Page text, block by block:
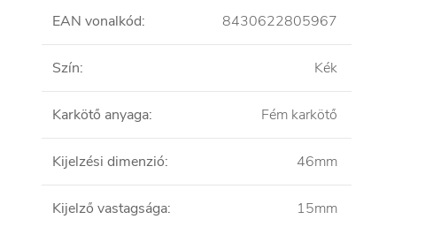
EAN vonalkód: 8430622805967
Szín: Kék
Karkötő anyaga: Fém karkötő
Kijelzési dimenzió: 46mm
Kijelző vastagsága: 15mm